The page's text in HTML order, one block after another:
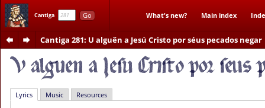
Cantiga Go What's new? Main index
Cantiga 281: U alguên a Jesú Cristo por séus pecados negar
Lyrics Music Resources